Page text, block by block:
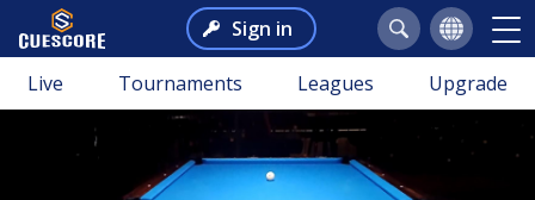
Sign in
Live Tournaments Leagues Upgrade